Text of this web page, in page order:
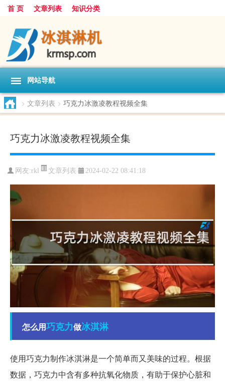
首 页 文章列表 知识分类
网站导航
> 文章列表 > 巧克力冰激凌教程视频全集
巧克力冰激凌教程视频全集
网友:rkl 文章列表 2024-02-22 08:41:18
怎么用巧克力做冰淇淋
使用巧克力制作冰淇淋是一个简单而又美味的过程。根据
数据，巧克力中含有多种抗氧化物质，有助于保护心脏和